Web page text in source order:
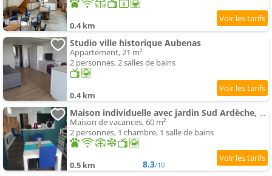
0.4 km
Studio ville historique Aubenas
Appartement, 21 m²
2 personnes, 2 salles de bains
0.4 km
Maison individuelle avec jardin Sud Ardèche, Aubenas Vals les bains
Maison de vacances, 60 m²
2 personnes, 1 chambre, 1 salle de bains
0.5 km 8.3/10